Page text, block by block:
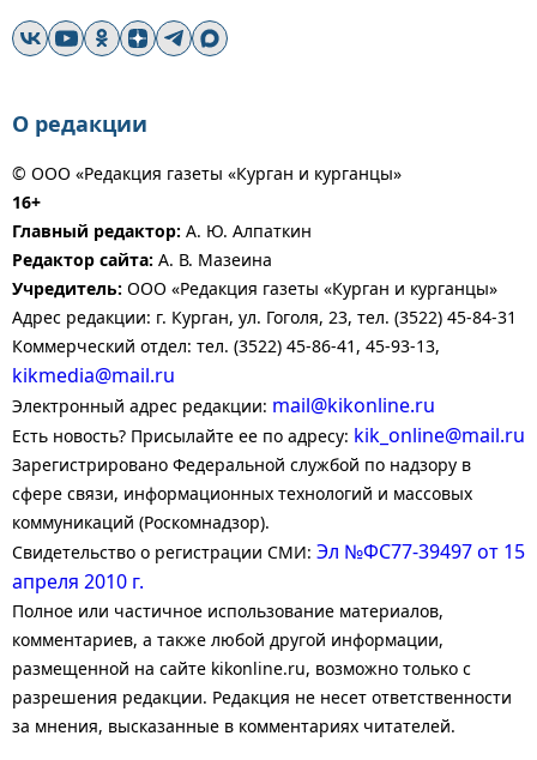
О редакции
© ООО «Редакция газеты «Курган и курганцы»
16+
Главный редактор: А. Ю. Алпаткин
Редактор сайта: А. В. Мазеина
Учредитель: ООО «Редакция газеты «Курган и курганцы»
Адрес редакции: г. Курган, ул. Гоголя, 23, тел. (3522) 45-84-31
Коммерческий отдел: тел. (3522) 45-86-41, 45-93-13,
kikmedia@mail.ru
Электронный адрес редакции: mail@kikonline.ru
Есть новость? Присылайте ее по адресу: kik_online@mail.ru
Зарегистрировано Федеральной службой по надзору в
сфере связи, информационных технологий и массовых
коммуникаций (Роскомнадзор).
Свидетельство о регистрации СМИ: Эл №ФС77-39497 от 15
апреля 2010 г.
Полное или частичное использование материалов,
комментариев, а также любой другой информации,
размещенной на сайте kikonline.ru, возможно только с
разрешения редакции. Редакция не несет ответственности
за мнения, высказанные в комментариях читателей.